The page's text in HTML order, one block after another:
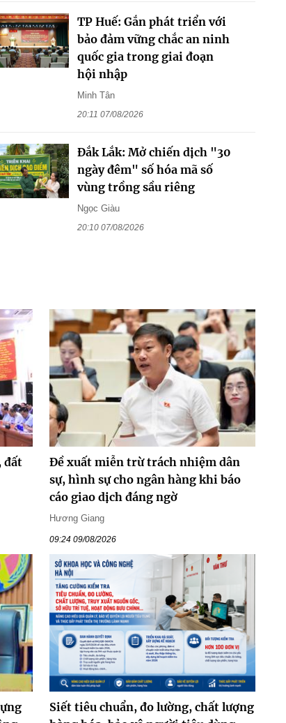
TP Huế: Gắn phát triển với
bảo đảm vững chắc an ninh
quốc gia trong giai đoạn
hội nhập
Minh Tân
20:11 07/08/2026
Đắk Lắk: Mở chiến dịch "30
ngày đêm" số hóa mã số
vùng trồng sầu riêng
Ngọc Giàu
20:10 07/08/2026
đất
Đề xuất miễn trừ trách nhiệm dân
sự, hình sự cho ngân hàng khi báo
cáo giao dịch đáng ngờ
Hương Giang
09:24 09/08/2026
Siết tiêu chuẩn, đo lường, chất lượng